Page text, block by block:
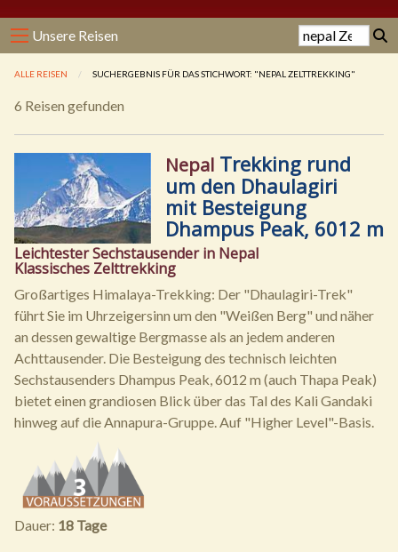
Unsere Reisen
ALLE REISEN SUCHERGEBNIS FÜR DAS STICHWORT: "NEPAL ZELTTREKKING"
6 Reisen gefunden
Nepal Trekking rund
um den Dhaulagiri
mit Besteigung
Dhampus Peak, 6012 m
Leichtester Sechstausender in Nepal
Klassisches Zelttrekking
Großartiges Himalaya-Trekking: Der "Dhaulagiri-Trek"
führt Sie im Uhrzeigersinn um den "Weißen Berg" und näher
an dessen gewaltige Bergmasse als an jedem anderen
Achttausender. Die Besteigung des technisch leichten
Sechstausenders Dhampus Peak, 6012 m (auch Thapa Peak)
bietet einen grandiosen Blick über das Tal des Kali Gandaki
hinweg auf die Annapura-Gruppe. Auf "Higher Level"-Basis.
Dauer: 18 Tage